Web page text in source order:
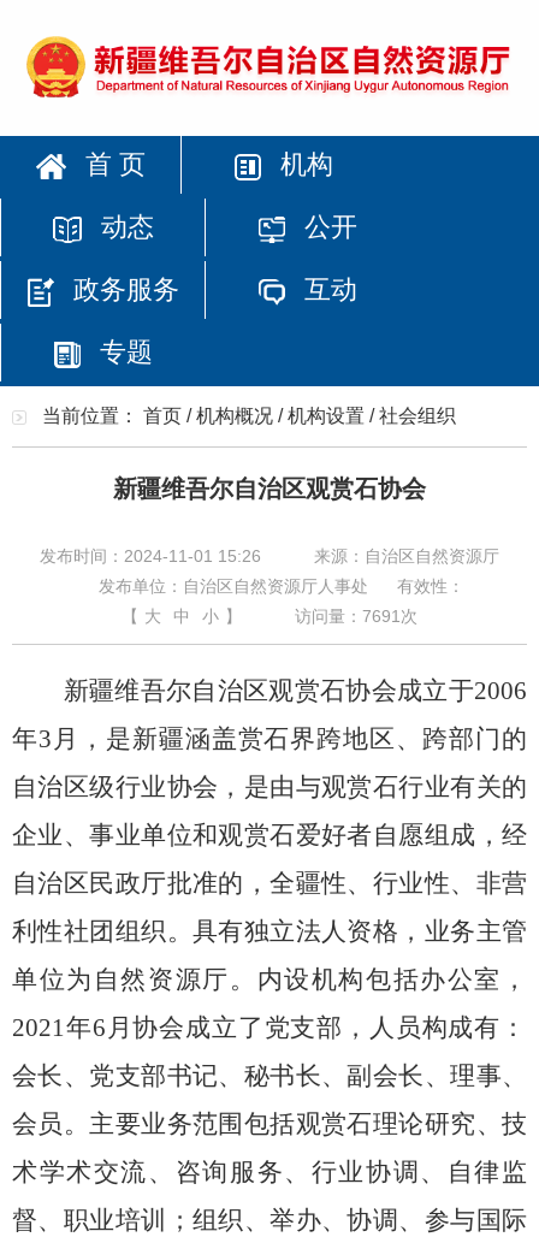
首 页 机构
动态 公开
政务服务 互动
专题
当前位置： 首页 /机构概况 /机构设置 /社会组织
新疆维吾尔自治区观赏石协会
发布时间：2024-11-01 15:26
来源：自治区自然资源厅
发布单位：自治区自然资源厅人事处
有效性：
【 大 中 小 】 访问量： 7691次
新疆维吾尔自治区观赏石协会成立于2006
年3 月，是新疆涵盖赏石界跨地区、跨部门的
自治区级行业协会，是由与观赏石行业有关的
企业、事业单位和观赏石爱好者自愿组成，经
自治区民政厅批准的，全疆性、行业性、非营
利性社团组织。具有独立法人资格，业务主管
单位为自然资源厅。内设机构包括办公室，
2021年6 月协会成立了党支部，人员构成有：
会长、党支部书记、秘书长、副会长、理事、
会员。主要业务范围包括观赏石理论研究、技
术学术交流、咨询服务、行业协调、自律监
督、职业培训；组织、举办、协调、参与国际